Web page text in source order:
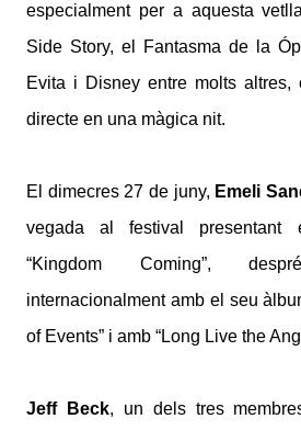
especialment per a aquesta
Side Story, el Fantasma de la
Evita i Disney entre molts altres,
directe en una màgica nit.
El dimecres 27 de juny, Emeli
vegada al festival presentant
“Kingdom Coming”,
internacionalment amb el seu
of Events” i amb “Long Live the
Jeff Beck, un dels tres